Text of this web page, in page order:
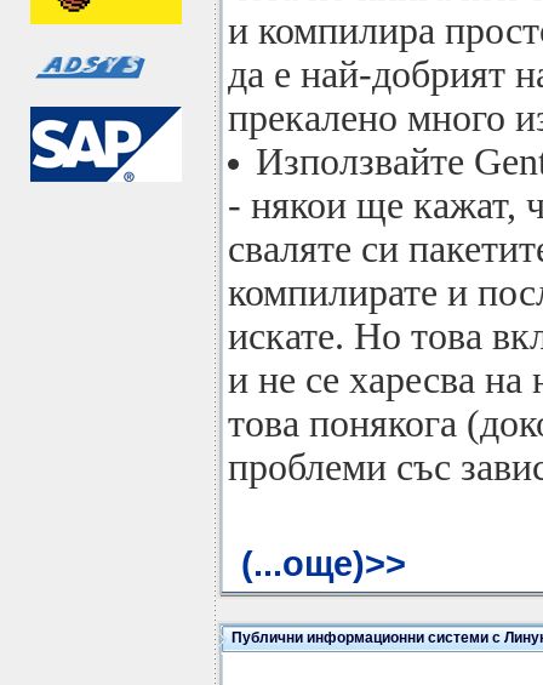
и компилира
да е най-добрият
прекалено много
Използвайте
- някои ще кажат,
сваляте си
компилирате и
искате. Но това
и не се харесва
това понякога
проблеми със
(...още)>>
Публични информационни системи с